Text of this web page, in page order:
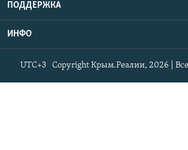
ПОДДЕРЖКА
ИНФО
Copyright Крым.Реалии, 2026 |
UTC+3